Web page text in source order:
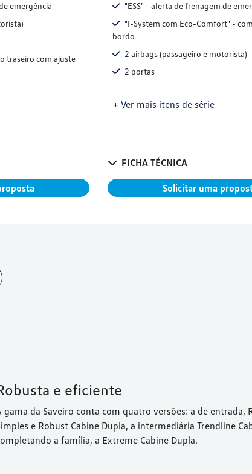
emergência
traseiro com ajuste
"ESS" - alerta de frenagem de
"I-System com Eco-Comfort" -
bordo
2 airbags (passageiro e motorista)
2 portas
+ Ver mais itens de série
FICHA TÉCNICA
Solicitar uma
e eficiente
gama da Saveiro conta com quatro versões: a de entrada,
e Robust Cabine Dupla, a intermediária Trendline
a família, a Extreme Cabine Dupla.